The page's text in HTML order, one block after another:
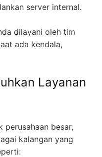
server internal.
dilayani oleh tim
ada kendala,
Layanan
perusahaan besar,
kalangan yang